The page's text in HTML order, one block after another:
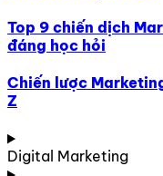
Top 9 chiến dịch
đáng học hỏi
Chiến lược
Z
Digital Marketing